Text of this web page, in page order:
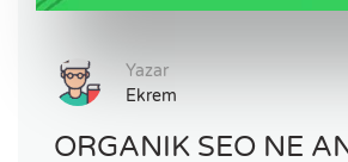
Yazar
Ekrem
ORGANIK SEO NE